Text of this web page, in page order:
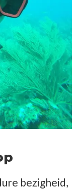
bezigheid,